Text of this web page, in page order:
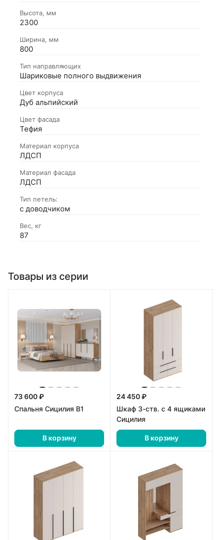
Высота, мм
2300
Ширина, мм
800
Тип направляющих
Шариковые полного выдвижения
Цвет корпуса
Дуб альпийский
Цвет фасада
Тефия
Материал корпуса
ЛДСП
Материал фасада
ЛДСП
Тип петель:
с доводчиком
Вес, кг
87
Товары из серии
73 600 ₽
Спальня Сицилия В1
В корзину
24 450 ₽
Шкаф 3-ств. с 4 ящиками
Сицилия
В корзину